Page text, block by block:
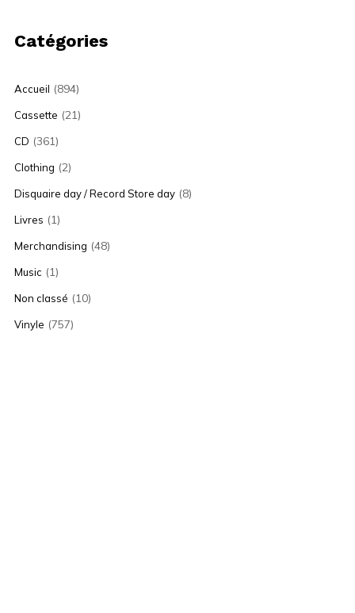
Catégories
Accueil (894)
Cassette (21)
CD (361)
Clothing (2)
Disquaire day / Record Store day (8)
Livres (1)
Merchandising (48)
Music (1)
Non classé (10)
Vinyle (757)